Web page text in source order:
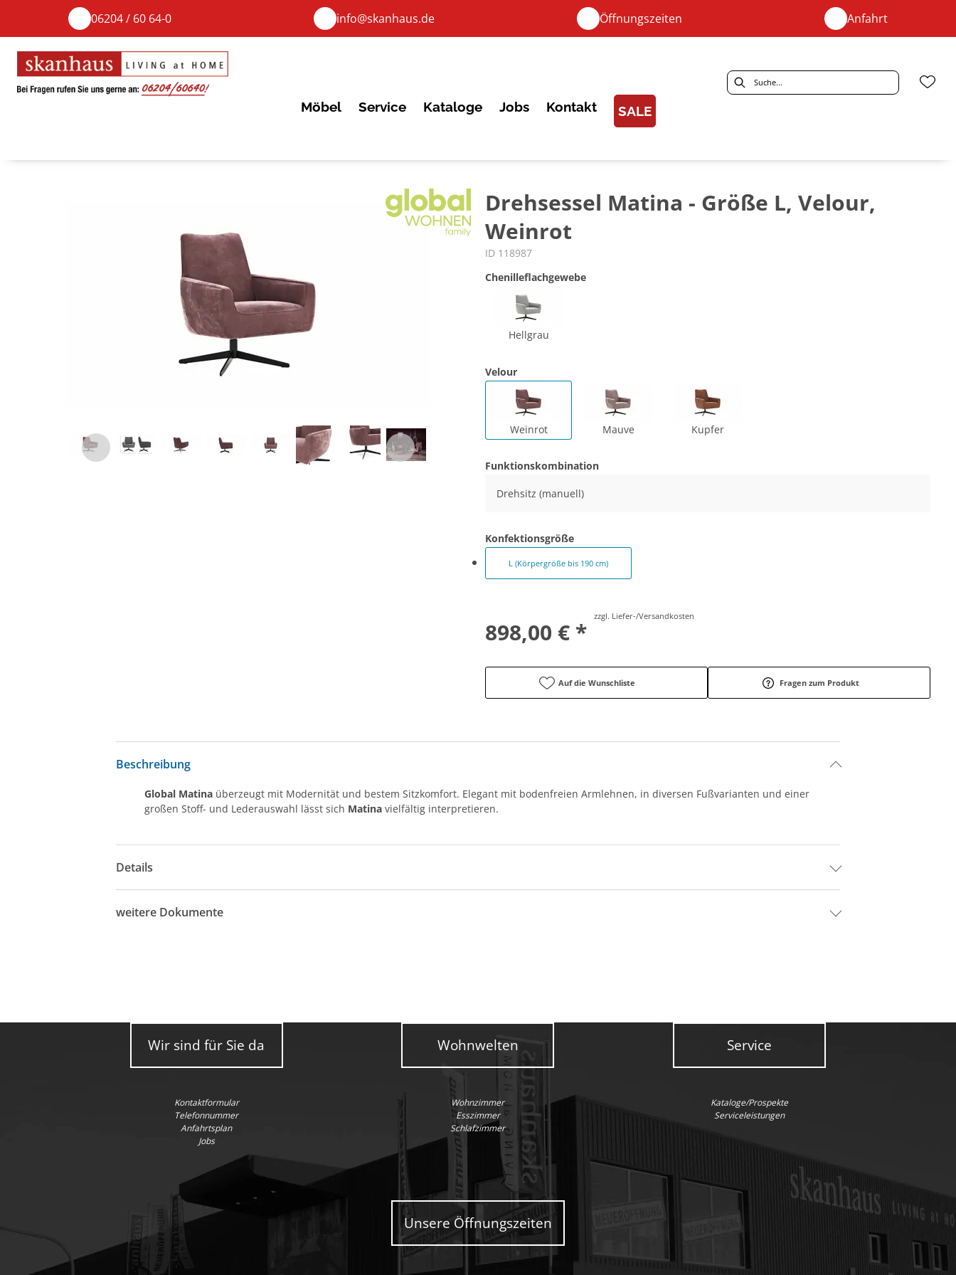
06204 / 60 64-0 info@skanhaus.de Öffnungszeiten Anfahrt
Möbel Service Kataloge Jobs Kontakt SALE
Drehsessel Matina - Größe L, Velour,
Weinrot
ID 118987
Chenilleflachgewebe
Hellgrau
Velour
Weinrot Mauve Kupfer
Funktionskombination
Drehsitz (manuell)
Konfektionsgröße
L (Körpergröße bis 190 cm)
898,00 € *
zzgl. Liefer-/Versandkosten
Auf die Wunschliste Fragen zum Produkt
Beschreibung
Global Matina überzeugt mit Modernität und bestem Sitzkomfort. Elegant mit bodenfreien Armlehnen, in diversen Fußvarianten und einer
großen Stoff- und Lederauswahl lässt sich Matina vielfältig interpretieren.
Details
weitere Dokumente
Wir sind für Sie da
Kontaktformular
Telefonnummer
Anfahrtsplan
Jobs
Wohnwelten
Wohnzimmer
Esszimmer
Schlafzimmer
Service
Kataloge/Prospekte
Serviceleistungen
Unsere Öffnungszeiten